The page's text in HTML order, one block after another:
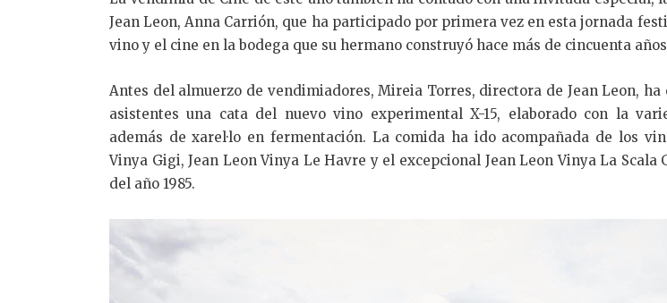
Jean Leon, Anna Carrión, que ha participado por primera vez en esta jornada
vino y el cine en la bodega que su hermano construyó hace más de cincuenta
Antes del almuerzo de vendimiadores, Mireia Torres, directora de Jean Leon, ha
asistentes una cata del nuevo vino experimental X-15, elaborado con la
además de xarel·lo en fermentación. La comida ha ido acompañada de los
Vinya Gigi, Jean Leon Vinya Le Havre y el excepcional Jean Leon Vinya La Scala
del año 1985.